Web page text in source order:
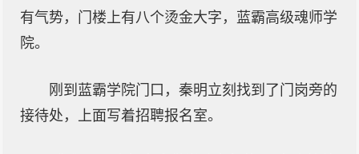
有气势，门楼上有八个烫金大字，蓝霸高级魂师学
院。
刚到蓝霸学院门口，秦明立刻找到了门岗旁的
接待处，上面写着招聘报名室。